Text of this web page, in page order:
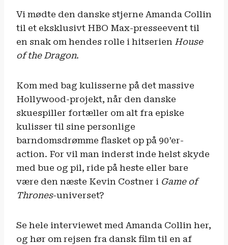
Vi mødte den danske stjerne Amanda Collin
til et eksklusivt HBO Max-presseevent til
en snak om hendes rolle i hitserien House
of the Dragon.
Kom med bag kulisserne på det massive
Hollywood-projekt, når den danske
skuespiller fortæller om alt fra episke
kulisser til sine personlige
barndomsdrømme flasket op på 90’er-
action. For vil man inderst inde helst skyde
med bue og pil, ride på heste eller bare
være den næste Kevin Costner i Game of
Thrones-universet?
Se hele interviewet med Amanda Collin her,
og hør om rejsen fra dansk film til en af